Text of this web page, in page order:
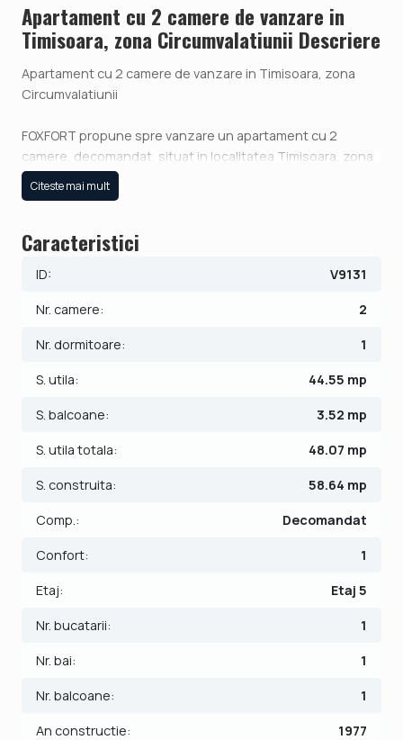
Apartament cu 2 camere de vanzare in
Timisoara, zona Circumvalatiunii Descriere
Apartament cu 2 camere de vanzare in Timisoara, zona
Circumvalatiunii
FOXFORT propune spre vanzare un apartament cu 2
camere, decomandat, situat in localitatea Timisoara, zona
Circumvalatiunii, aflat la etajul 5 intr-un bloc cu regim de
inaltime pe Parter + 10 Etaje. Anul constructiei 1977,
44,55 mp + balcon 3.52 mp.
Apartamentul este structurat astfel:
- Hol;
- Baie;
- Dormitor.
Finisajele interioare sunt de lux:
- Usa intrare: metal;
- Tamplarie ferestre: pvc;
Apartamentul se vinde semimobilat si semiutilat: plita pe
Incalzirea este de la termoficarea orasului si se realizeaza
climatizare (A.C.) si o debara.
Se accepta ca si modalitate de plata surse proprii sau
Citeste mai mult
Caracteristici
ID: V9131
Nr. camere: 2
Nr. dormitoare: 1
S. utila: 44.55 mp
S. balcoane: 3.52 mp
S. utila totala: 48.07 mp
S. construita: 58.64 mp
Comp.: Decomandat
Confort: 1
Etaj: Etaj 5
Nr. bucatarii: 1
Nr. bai: 1
Nr. balcoane: 1
An constructie: 1977